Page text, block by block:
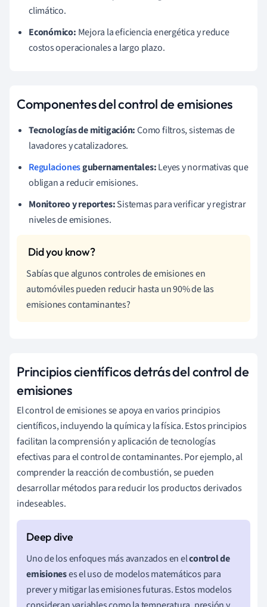
climático.
Económico: Mejora la eficiencia energética y reduce
costos operacionales a largo plazo.
Componentes del control de emisiones
Tecnologías de mitigación:Como filtros, sistemas de
lavadores y catalizadores.
Regulacionesgubernamentales:Leyes y normativas que
obligan a reducir emisiones.
Monitoreo y reportes:Sistemas para verificar y registrar
niveles de emisiones.
Sabías que algunos controles de emisiones en
automóviles pueden reducir hasta un 90% de las
emisiones contaminantes?
Principios científicos detrás del control de
emisiones
El control de emisiones se apoya en varios principios
científicos, incluyendo la química y la física. Estos principios
facilitan la comprensión y aplicación de tecnologías
efectivas para el control de contaminantes. Por ejemplo, al
comprender la reacción de combustión, se pueden
desarrollar métodos para reducir los productos derivados
indeseables.
Uno de los enfoques más avanzados en elcontrol de
emisioneses el uso de modelos matemáticos para
prever y mitigar las emisiones futuras. Estos modelos